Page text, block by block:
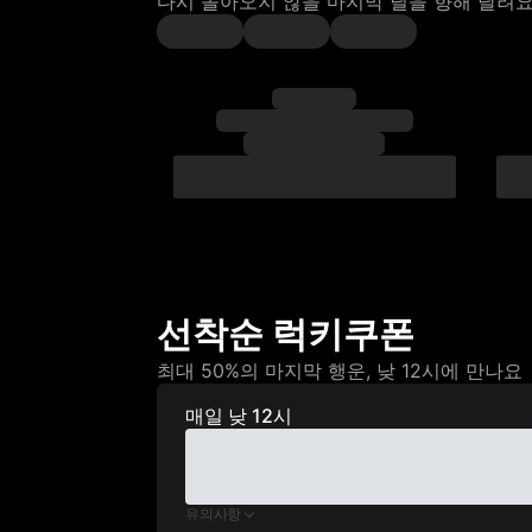
선착순 럭키쿠폰
최대 50%의 마지막 행운, 낮 12시에 만나요
매일 낮 12시
유의사항